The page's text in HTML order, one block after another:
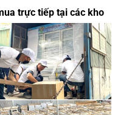
trực tiếp tại các kho